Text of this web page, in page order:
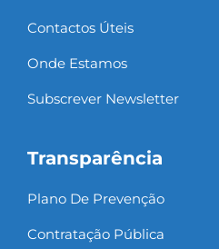
Contactos Úteis
Onde Estamos
Subscrever Newsletter
Transparência
Plano De Prevenção
Contratação Pública